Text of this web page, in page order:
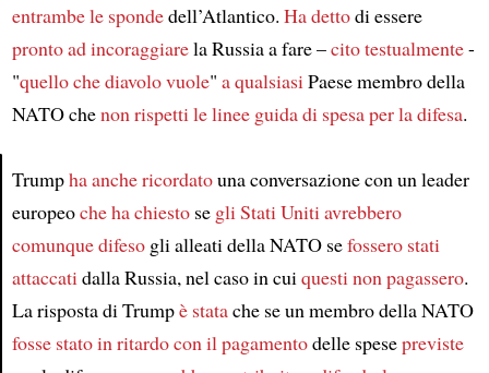
Article
entrambe le spondedell’Atlantico. Ha dettodi essere
prontoad incoraggiarela Russia a fare –cito testualmente-
"quello che diavolo vuole" a qualsiasi Paese membro della
NATO chenon rispetti le linee guidadi spesa per la difesa.
Trumpha anche ricordatouna conversazione con un leader
europeoche ha chiestose gli Stati Uniti avrebbero
comunque difesogli alleati della NATO sefossero stati
attaccati dalla Russia, nel caso in cui questi non pagassero.
La risposta di Trumpè statache se un membro della NATO
fosse stato in ritardo con il pagamentodelle spesepreviste